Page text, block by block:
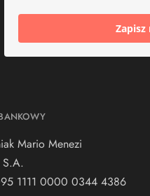
Zapisz
Mario Menezi
S.A.
1111 0000 0344 4386